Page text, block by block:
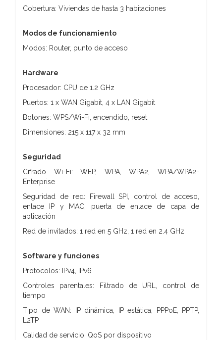
Cobertura: Viviendas de hasta 3 habitaciones
Modos de funcionamiento
Modos: Router, punto de acceso
Hardware
Procesador: CPU de 1.2 GHz
Puertos: 1 x WAN Gigabit, 4 x LAN Gigabit
Botones: WPS/Wi-Fi, encendido, reset
Dimensiones: 215 x 117 x 32 mm
Seguridad
Cifrado Wi-Fi: WEP, WPA, WPA2, WPA/WPA2-
Enterprise
Seguridad de red: Firewall SPI, control de acceso,
enlace IP y MAC, puerta de enlace de capa de
aplicación
Red de invitados: 1 red en 5 GHz, 1 red en 2.4 GHz
Software y funciones
Protocolos: IPv4, IPv6
Controles parentales: Filtrado de URL, control de
tiempo
Tipo de WAN: IP dinámica, IP estática, PPPoE, PPTP,
L2TP
Calidad de servicio: QoS por dispositivo